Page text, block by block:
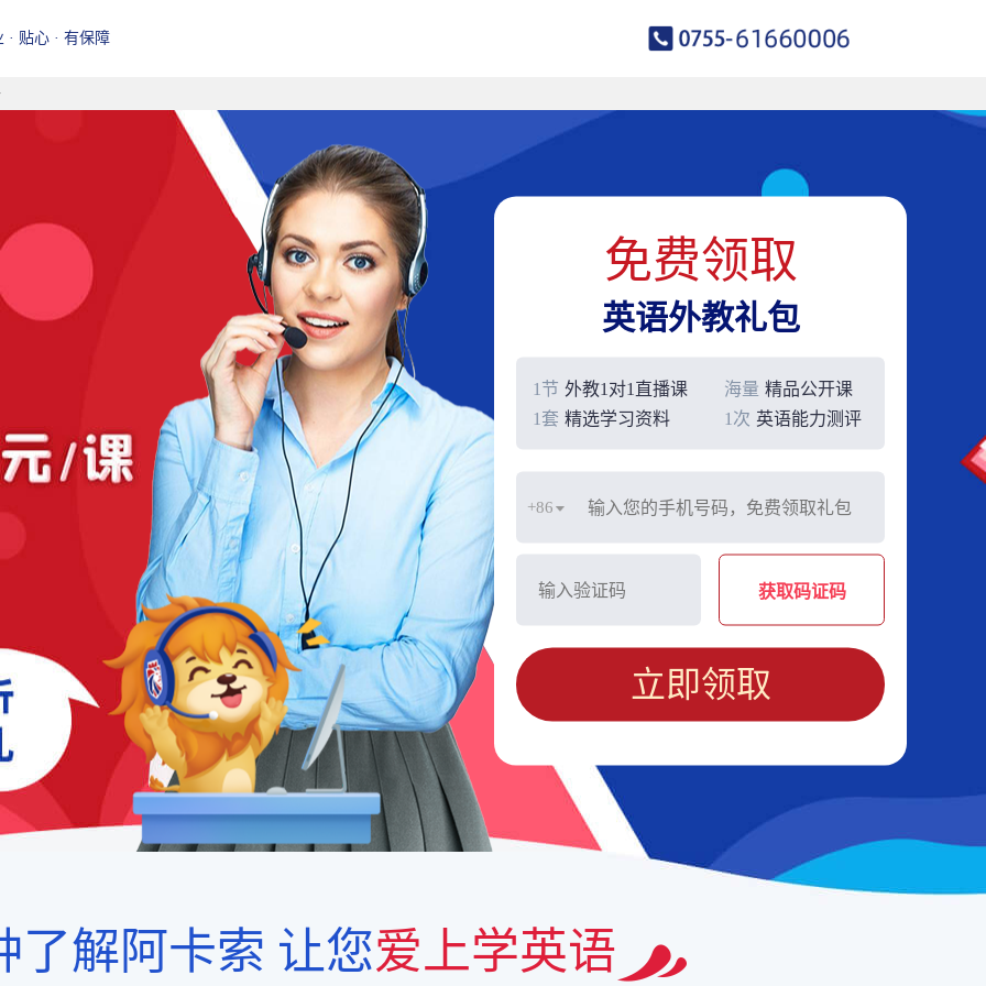
· 贴心 · 有保障
免费领取
英语外教礼包
1节 外教1对1直播课 海量 精品公开课
1套 精选学习资料 1次 英语能力测评
+86
获取码证码
立即领取
了解阿卡索 让您爱上学英语